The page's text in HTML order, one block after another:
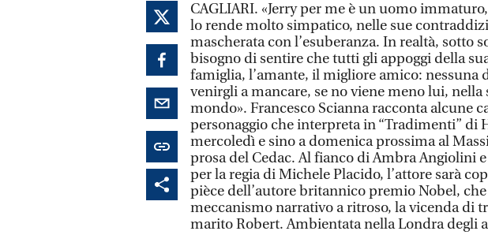
CAGLIARI. «Jerry per me è un uomo
lo rende molto simpatico, nelle sue
mascherata con l’esuberanza. In realtà, sotto
bisogno di sentire che tutti gli appoggi della
famiglia, l’amante, il migliore amico: nessuna
venirgli a mancare, se no viene meno lui, nella
mondo». Francesco Scianna racconta alcune
personaggio che interpreta in “Tradimenti” di
mercoledì e sino a domenica prossima al
prosa del Cedac. Al fianco di Ambra Angiolini
per la regia di Michele Placido, l’attore sarà
pièce dell’autore britannico premio Nobel,
meccanismo narrativo a ritroso, la vicenda di
marito Robert. Ambientata nella Londra degli